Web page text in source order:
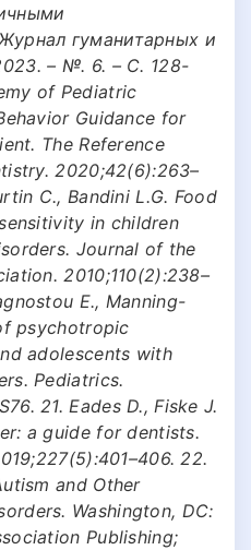
гуманитарных и
– №. 6. – С. 128-
of Pediatric
Guidance for
The Reference
2020;42(6):263–
C., Bandini L.G. Food
in children
Journal of the
2010;110(2):238–
E., Manning-
psychotropic
adolescents with
Pediatrics.
21. Eades D., Fiske J.
a guide for dentists.
22.
and Other
Washington, DC:
Publishing;